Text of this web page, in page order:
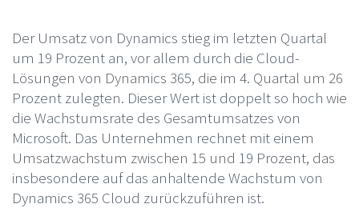
Der Umsatz von Dynamics stieg im letzten Quartal
um 19 Prozent an, vor allem durch die Cloud-
Lösungen von Dynamics 365, die im 4. Quartal um 26
Prozent zulegten. Dieser Wert ist doppelt so hoch wie
die Wachstumsrate des Gesamtumsatzes von
Microsoft. Das Unternehmen rechnet mit einem
Umsatzwachstum zwischen 15 und 19 Prozent, das
insbesondere auf das anhaltende Wachstum von
Dynamics 365 Cloud zurückzuführen ist.